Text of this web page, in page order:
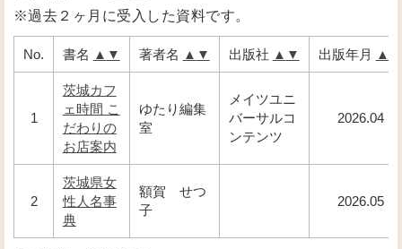
※過去２ヶ月に受入した資料です。
No. 書名 ▲ ▼ 著者名 ▲ ▼ 出版社 ▲ ▼ 出版年月 ▲
1
茨城カフ
ェ時間 こ
だわりの
お店案内
ゆたり編集
室
メイツユニ
バーサルコ
ンテンツ
2026.04
2
茨城県女
性人名事
典
額賀 せつ
子
2026.05